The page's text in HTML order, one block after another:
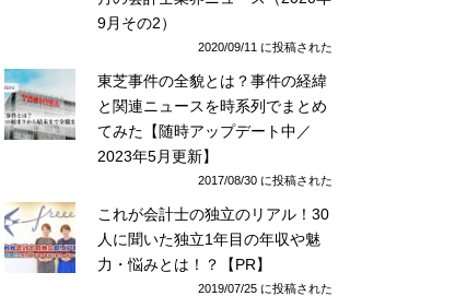
9月その2）
2020/09/11 に投稿された
東芝事件の全貌とは？事件の経緯
と関連ニュースを時系列でまとめ
てみた【随時アップデート中／
2023年5月更新】
2017/08/30 に投稿された
これが会計士の独立のリアル！30
人に聞いた独立1年目の年収や魅
力・悩みとは！？【PR】
2019/07/25 に投稿された